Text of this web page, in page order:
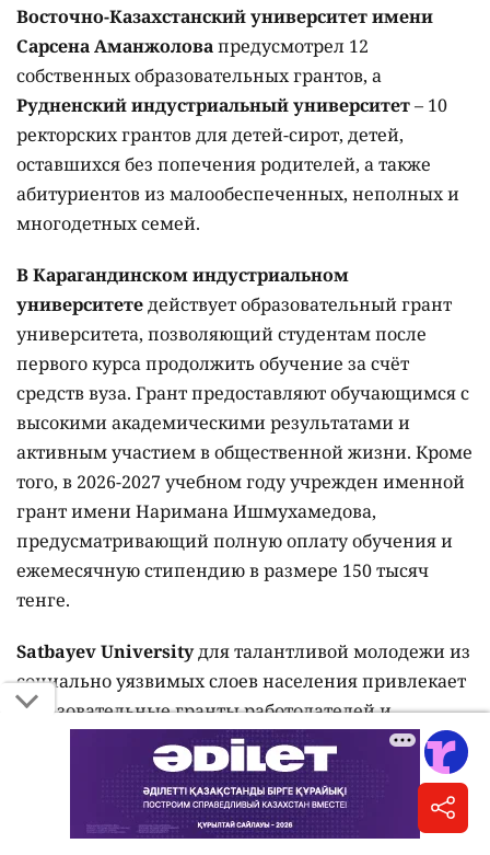
Восточно-Казахстанский университет имени
Сарсена Аманжоловапредусмотрел 12
собственных образовательных грантов, а
Рудненский индустриальный университет– 10
ректорских грантов для детей-сирот, детей,
оставшихся без попечения родителей, а также
абитуриентов из малообеспеченных, неполных и
многодетных семей.
В Карагандинском индустриальном
университетедействует образовательный грант
университета, позволяющий студентам после
первого курса продолжить обучение за счёт
средств вуза. Грант предоставляют обучающимся с
высокими академическими результатами и
активным участием в общественной жизни. Кроме
того, в 2026-2027 учебном году учрежден именной
грант имени Наримана Ишмухамедова,
предусматривающий полную оплату обучения и
ежемесячную стипендию в размере 150 тысяч
тенге.
Satbayev Universityдля талантливой молодежи из
социально уязвимых слоев населения привлекает
образовательные гранты работодателей и
компаний-недропользователей. В 2025-2026
учебном году благодаря заключенным договорам
и соглашениям финансовую поддержку получили
более 538 студентов, продолживших обучение за